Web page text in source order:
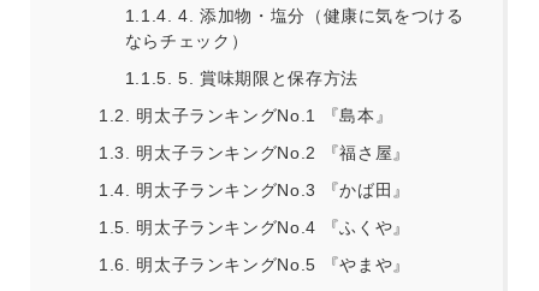
1.1.4. 4. 添加物・塩分（健康に気をつける
ならチェック）
1.1.5. 5. 賞味期限と保存方法
1.2. 明太子ランキングNo.1 『島本』
1.3. 明太子ランキングNo.2 『福さ屋』
1.4. 明太子ランキングNo.3 『かば田』
1.5. 明太子ランキングNo.4 『ふくや』
1.6. 明太子ランキングNo.5 『やまや』